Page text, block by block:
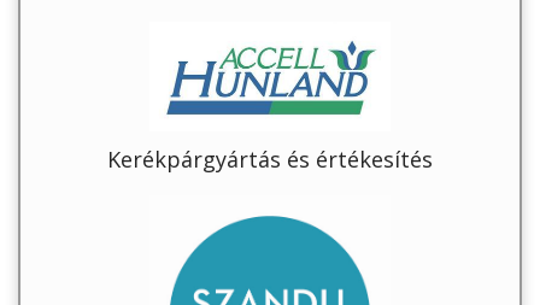
Kerékpárgyártás és értékesítés